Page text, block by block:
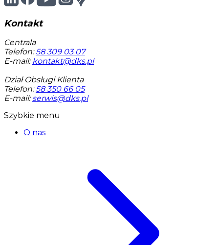
Kontakt
Centrala
Telefon: 58 309 03 07
E-mail: kontakt@dks.pl
Dział Obsługi Klienta
Telefon: 58 350 66 05
E-mail: serwis@dks.pl
Szybkie menu
O nas